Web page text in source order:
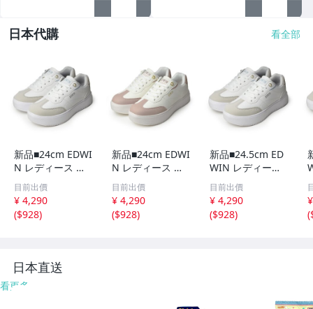
日本代購 看全部
新品■24cm EDWI
N レディース ス
ニーカー 厚底ソ
ール 軽量 防滑 く
すみカラー パー
ル ビジュー 真珠
目前出價
¥ 4,290
($928)
新品■24cm EDWI
N レディース ス
ニーカー 厚底ソ
ール 軽量 防滑 く
すみカラー パー
ル ビジュー 真珠
目前出價
¥ 4,290
($928)
新品■24.5cm ED
WIN レディース
スニーカー 厚底
ソール 軽量 防滑
くすみカラー パ
ール ビジュー 真
目前出價
¥ 4,290
($928)
(
日本直送
看更多